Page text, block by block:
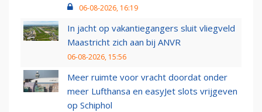
06-08-2026, 16:19
In jacht op vakantiegangers sluit vliegveld
Maastricht zich aan bij ANVR
06-08-2026, 15:56
Meer ruimte voor vracht doordat onder
meer Lufthansa en easyJet slots vrijgeven
op Schiphol